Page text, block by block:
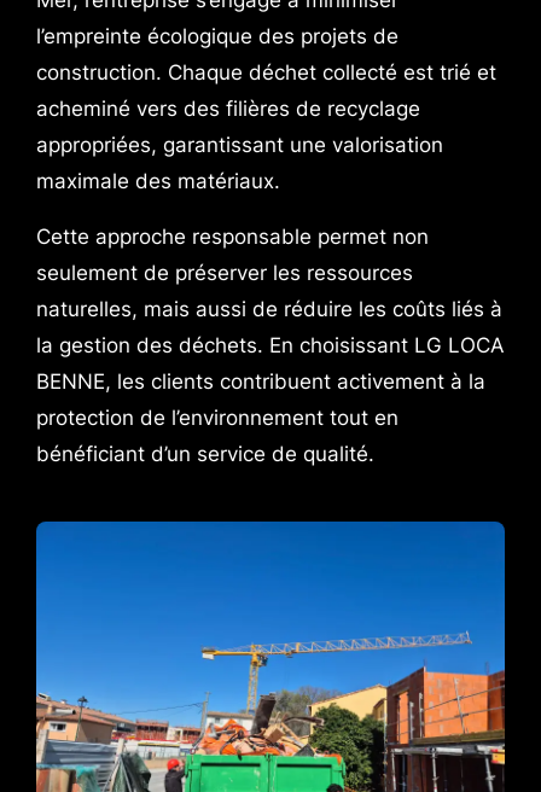
l’empreinte écologique des projets de
construction. Chaque déchet collecté est trié et
acheminé vers des filières de recyclage
appropriées, garantissant une valorisation
maximale des matériaux.
Cette approche responsable permet non
seulement de préserver les ressources
naturelles, mais aussi de réduire les coûts liés à
la gestion des déchets. En choisissant LG LOCA
BENNE, les clients contribuent activement à la
protection de l’environnement tout en
bénéficiant d’un service de qualité.